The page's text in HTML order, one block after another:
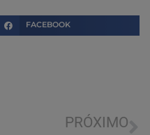
FACEBOOK
PRÓXIMO